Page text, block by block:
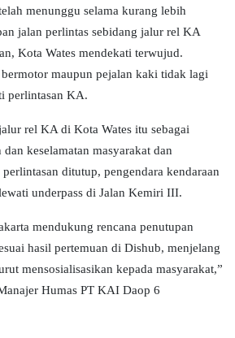
menunggu selama kurang lebih
jalan perlintas sebidang jalur rel KA
Kota Wates mendekati terwujud.
bermotor maupun pejalan kaki tidak lagi
perlintasan KA.
rel KA di Kota Wates itu sebagai
keselamatan masyarakat dan
ditutup, pengendara kendaraan
underpass di Jalan Kemiri III.
mendukung rencana penutupan
hasil pertemuan di Dishub, menjelang
mensosialisasikan kepada masyarakat,”
Humas PT KAI Daop 6